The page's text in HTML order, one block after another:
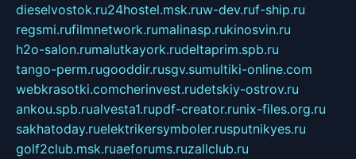
dieselvostok.ru24hostel.msk.ruw-dev.ruf-ship.ru
regsmi.rufilmnetwork.rumalinasp.rukinosvin.ru
h2o-salon.rumalutkayork.rudeltaprim.spb.ru
tango-perm.rugooddir.rusgv.sumultiki-online.com
webkrasotki.comcherinvest.rudetskiy-ostrov.ru
ankou.spb.rualvesta1.rupdf-creator.runix-files.org.ru
sakhatoday.ruelektrikersymboler.rusputnikyes.ru
golf2club.msk.ruaeforums.ruzallclub.ru